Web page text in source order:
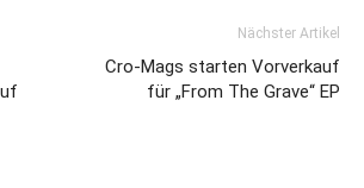
Nächster Artikel
Cro-Mags starten Vorverkauf
für „From The Grave“ EP